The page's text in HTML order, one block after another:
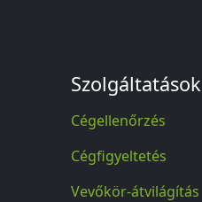
Szolgáltatások
Cégellenőrzés
Cégfigyeltetés
Vevőkör-átvilágítás